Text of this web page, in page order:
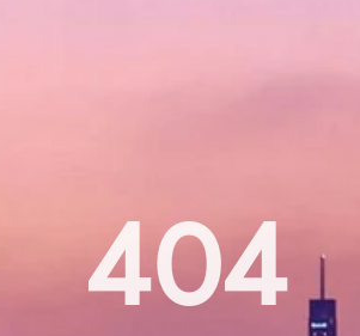
404